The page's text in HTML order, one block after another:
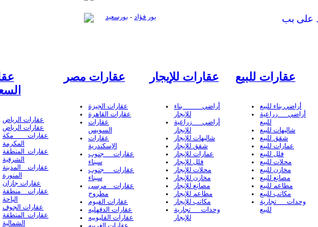
بور فؤاد - بورسعيد
عقارات للبيع
أراضي بناء للبيع
أراضي زراعية
للبيع
شاليهات للبيع
شقق للبيع
عمارات للبيع
فلل للبيع
محلات للبيع
مخازن للبيع
مصانع للبيع
مطاعم للبيع
مكاتب للبيع
وحدات تجارية
للبيع
عقارات للإيجار
أراضي بناء
للإيجار
أراضي زراعية
للإيجار
شاليهات للإيجار
شقق للإيجار
عمارات للإيجار
فلل للإيجار
محلات للإيجار
مخازن للإيجار
مصانع للإيجار
مطاعم للإيجار
مكاتب للإيجار
وحدات تجارية
للإيجار
عقارات مصر
عقارات الجيزة
عقارات القاهرة
عقارات
السويس
عقارات
الإسكندرية
عقارات جنوب
سيناء
عقارات جنوب
سيناء
عقارات مرسى
مطروح
عقارات الفيوم
عقارات الدقهليه
عقارات القليوبيه
عقارات الغربيه
عقارات الرياض
عقارات الرياض
عقارات مكة
المكرمة
عقارات المنطقة
الشرقية
عقارات المدينة
المنورة
عقارات جازان
عقارات منطقة
الباحة
عقارات الجوف
عقارات المنطقة
الشمالية